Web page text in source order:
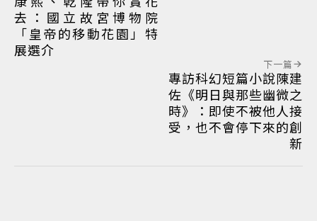
去：國立故宮博物院
「皇帝的移動花園」特
展選介
下一篇
專訪科幻短篇小說陳建
佐《明日與那些幽微之
時》：即使不被他人接
受，也不會停下來的創
新